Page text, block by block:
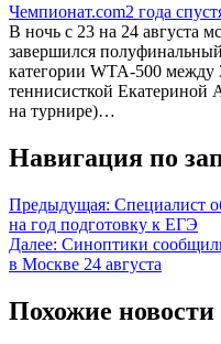
Чемпионат.com2 года
В ночь с 23 на 24 августа
завершился
категории WTA-500 между
теннисисткой Екатериной
на турнире)…
Навигация по
Предыдущая: Специалист
на год подготовку к ЕГЭ
Далее: Синоптики
в Москве 24 августа
Похожие новости